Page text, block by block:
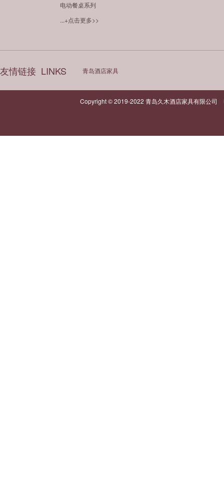
电动餐桌系列
...+点击更多>>
友情链接 LINKS 青岛酒店家具
Copyright © 2019-2022 青岛久木酒店家具有限公